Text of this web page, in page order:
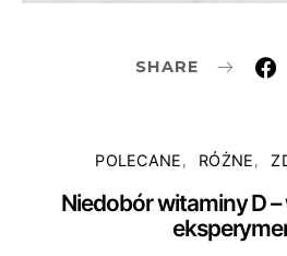
SHARE
POLECANE RÓŻNE
Niedobór witaminy D